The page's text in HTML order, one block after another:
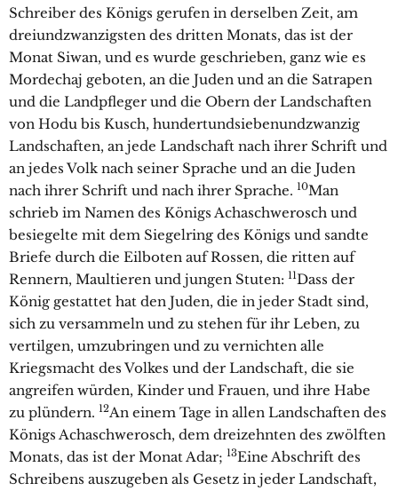
Schreiber des Königs gerufen in derselben Zeit, am
dreiundzwanzigsten des dritten Monats, das ist der
Monat Siwan, und es wurde geschrieben, ganz wie es
Mordechaj geboten, an die Juden und an die Satrapen
und die Landpfleger und die Obern der Landschaften
von Hodu bis Kusch, hundertundsiebenundzwanzig
Landschaften, an jede Landschaft nach ihrer Schrift und
an jedes Volk nach seiner Sprache und an die Juden
nach ihrer Schrift und nach ihrer Sprache. 10Man
schrieb im Namen des Königs Achaschwerosch und
besiegelte mit dem Siegelring des Königs und sandte
Briefe durch die Eilboten auf Rossen, die ritten auf
Rennern, Maultieren und jungen Stuten: 11Dass der
König gestattet hat den Juden, die in jeder Stadt sind,
sich zu versammeln und zu stehen für ihr Leben, zu
vertilgen, umzubringen und zu vernichten alle
Kriegsmacht des Volkes und der Landschaft, die sie
angreifen würden, Kinder und Frauen, und ihre Habe
zu plündern. 12An einem Tage in allen Landschaften des
Königs Achaschwerosch, dem dreizehnten des zwölften
Monats, das ist der Monat Adar; 13Eine Abschrift des
Schreibens auszugeben als Gesetz in jeder Landschaft,